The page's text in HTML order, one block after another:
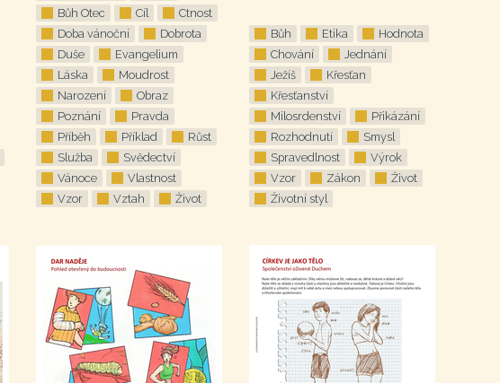
Bůh Otec
Cíl
Ctnost
Doba vánoční
Dobrota
Duše
Evangelium
Láska
Moudrost
Narození
Obraz
Poznání
Pravda
Příběh
Příklad
Růst
Služba
Svědectví
Vánoce
Vlastnost
Vzor
Vztah Život
Bůh Etika
Hodnota
Chování
Jednání
Ježíš
Křesťan
Křesťanství
Milosrdenství
Přikázání
Rozhodnutí
Smysl
Spravedlnost
Výrok
Vzor
Zákon
Život
Životní styl